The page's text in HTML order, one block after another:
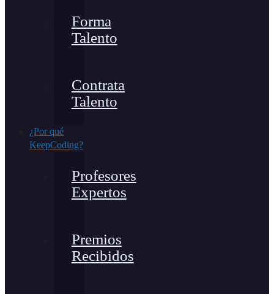
Forma
Talento
Contrata
Talento
¿Por qué
KeepCoding?
Profesores
Expertos
Premios
Recibidos